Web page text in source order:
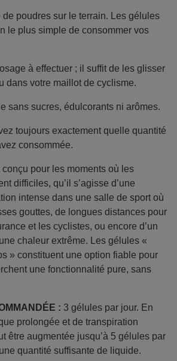
poudres sur le terrain. Les gélules
le plus simple de consommer vos
à effectuer ; il suffit de les glisser
dans votre maillot de cyclisme.
sans sucres, édulcorants ni arômes.
toujours exactement quelle quantité
consommée.
pour les moments où les
difficiles, qu’il s’agisse d’une
intense dans une salle de sport où
gouttes, de longues distances pour
et les cyclistes, ou encore d’un
chaleur extrême. Les gélules «
» constituent une option fiable pour
une fonctionnalité pure, sans
: 3 gélules par jour. En
prolongée et de transpiration
être augmentée jusqu’à 5 gélules par
quantité suffisante de liquide.